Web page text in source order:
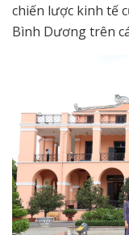
chiến lược kinh tế
Bình Dương trên